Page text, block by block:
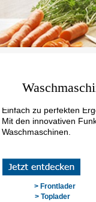
Einfach zu perfekten
Mit den innovativen
Waschmaschinen.
> Frontlader
> Toplader